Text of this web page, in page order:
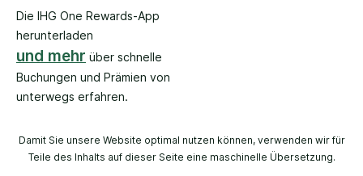
Die IHG One Rewards-App
herunterladen
und mehr über schnelle
Buchungen und Prämien von
unterwegs erfahren.
Damit Sie unsere Website optimal nutzen können, verwenden wir für
Teile des Inhalts auf dieser Seite eine maschinelle Übersetzung.